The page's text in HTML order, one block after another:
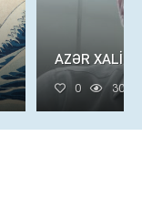
AZƏR
0 305